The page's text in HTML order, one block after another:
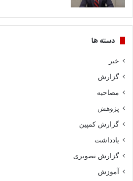
دسته ها
خبر
گزارش
مصاحبه
پژوهش
گزارش کمپین
یادداشت
گزارش تصویری
آموزش